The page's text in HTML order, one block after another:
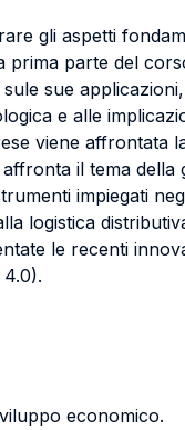
gli aspetti
prima parte del
sule sue
e alle
viene affrontata
il tema della
impiegati
logistica
le recenti
economico.